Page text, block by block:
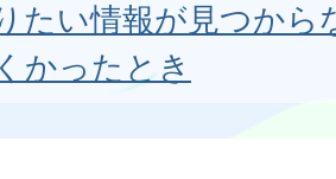
たい情報が見つから
かったとき